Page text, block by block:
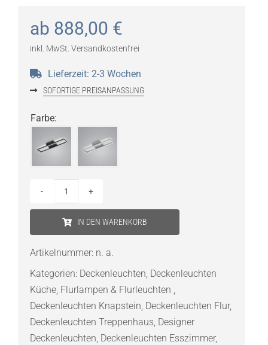
ab 888,00 €
inkl. MwSt. Versandkostenfrei
Lieferzeit: 2-3 Wochen
SOFORTIGE PREISANPASSUNG
Farbe:
Menge
IN DEN WARENKORB
Artikelnummer: n. a.
Kategorien: Deckenleuchten, Deckenleuchten
Küche, Flurlampen & Flurleuchten ,
Deckenleuchten Knapstein, Deckenleuchten Flur,
Deckenleuchten Treppenhaus, Designer
Deckenleuchten, Deckenleuchten Esszimmer,